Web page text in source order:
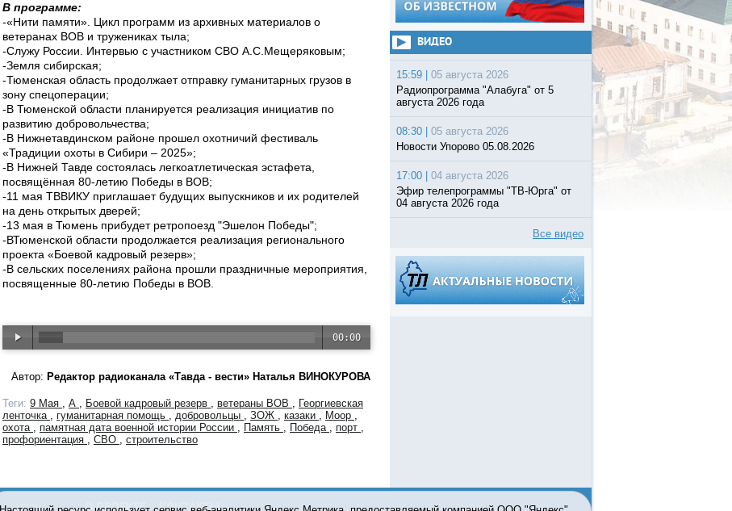
В программе:
-«Нити памяти». Цикл программ из архивных материалов о
ветеранах ВОВ и тружениках тыла;
-Служу России. Интервью с участником СВО А.С.Мещеряковым;
-Земля сибирская;
-Тюменская область продолжает отправку гуманитарных грузов в
зону спецоперации;
-В Тюменской области планируется реализация инициатив по
развитию добровольчества;
-В Нижнетавдинском районе прошел охотничий фестиваль
«Традиции охоты в Сибири – 2025»;
-В Нижней Тавде состоялась легкоатлетическая эстафета,
посвящённая 80-летию Победы в ВОВ;
-11 мая ТВВИКУ приглашает будущих выпускников и их родителей
на день открытых дверей;
-13 мая в Тюмень прибудет ретропоезд "Эшелон Победы";
-ВТюменской области продолжается реализация регионального
проекта «Боевой кадровый резерв»;
-В сельских поселениях района прошли праздничные мероприятия,
посвященные 80-летию Победы в ВОВ.
00:00
Автор: Редактор радиоканала «Тавда - вести» Наталья ВИНОКУРОВА
Теги: 9 Мая , А , Боевой кадровый резерв , ветераны ВОВ , Георгиевская
ленточка , гуманитарная помощь , добровольцы , ЗОЖ , казаки , Моор ,
охота , памятная дата военной истории России , Память , Победа , порт ,
профориентация , СВО , строительство
ВИДЕО
15:59 |
05 августа 2026
Радиопрограмма "Алабуга" от 5
августа 2026 года
08:30 |
05 августа 2026
Новости Упорово 05.08.2026
17:00 |
04 августа 2026
Эфир телепрограммы "ТВ-Юрга" от
04 августа 2026 года
Все видео